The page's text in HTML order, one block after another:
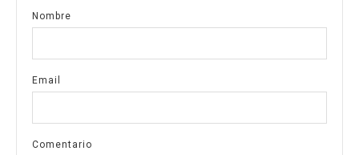
Nombre
Email
Comentario